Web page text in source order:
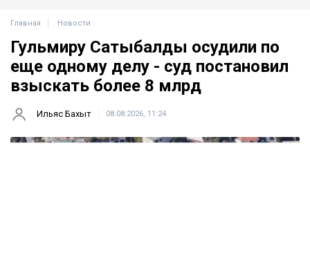
Главная Новости
Гульмиру Сатыбалды осудили по
еще одному делу - суд постановил
взыскать более 8 млрд
Ильяс Бахыт 08.08.2026, 11:24